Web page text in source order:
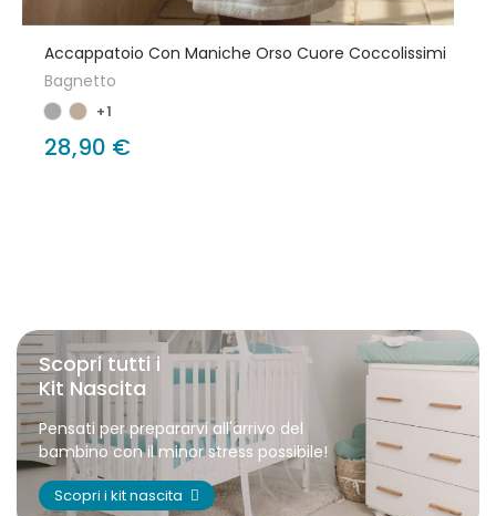
Accappatoio Con Maniche Orso Cuore Coccolissimi
Bagnetto
+1
28,90 €
Scopri tutti i
Kit Nascita
Pensati per prepararvi all'arrivo del
bambino con il minor stress possibile!
Scopri i kit nascita